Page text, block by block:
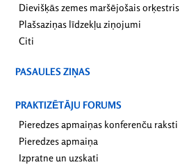
Dievišķās zemes maršējošais orķestris
Plašsaziņas līdzekļu ziņojumi
Citi
PASAULES ZIŅAS
PRAKTIZĒTĀJU FORUMS
Pieredzes apmaiņas konferenču raksti
Pieredzes apmaiņa
Izpratne un uzskati